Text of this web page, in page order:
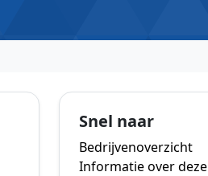
Snel naar
Bedrijvenoverzicht
Informatie over deze